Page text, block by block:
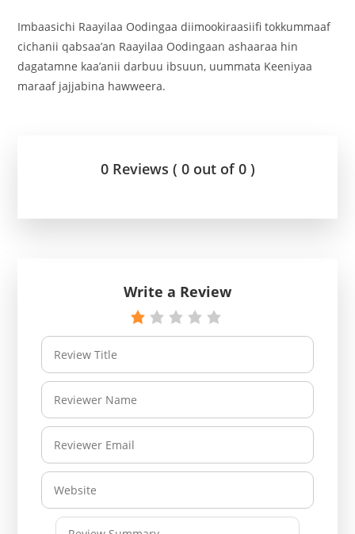
Imbaasichi Raayilaa Oodingaa diimookiraasiifi tokkummaaf
cichanii qabsaa’an Raayilaa Oodingaan ashaaraa hin
dagatamne kaa’anii darbuu ibsuun, uummata Keeniyaa
maraaf jajjabina hawweera.
0 Reviews ( 0 out of 0 )
Write a Review